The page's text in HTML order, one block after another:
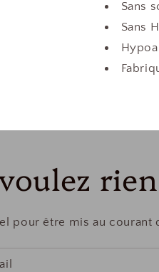
Sans
Sans
pour être mis au courant